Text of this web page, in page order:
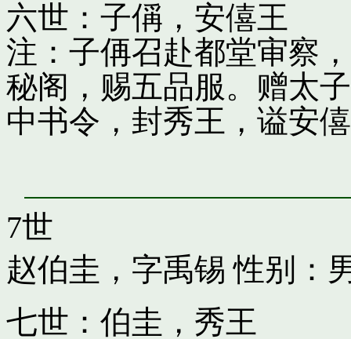
六世：子偁，安僖王
注：子侢召赴都堂审察
秘阁，赐五品服。赠太
中书令，封秀王，谥安
7世
赵伯圭，字禹锡 性别：
七世：伯圭，秀王